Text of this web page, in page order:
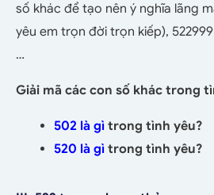
số khác để tạo nên ý nghĩa lãng
yêu em trọn đời trọn kiếp),
…
Giải mã các con số khác trong
502 là gì trong tình yêu?
520 là gì trong tình yêu?